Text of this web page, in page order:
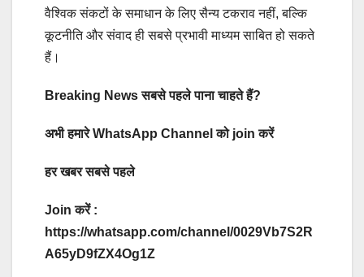
वैश्विक संकटों के समाधान के लिए सैन्य टकराव नहीं, बल्कि
कूटनीति और संवाद ही सबसे प्रभावी माध्यम साबित हो सकते
हैं।
Breaking News सबसे पहले पाना चाहते हैं?
अभी हमारे WhatsApp Channel को join करें
हर खबर सबसे पहले
Join करें :
https://whatsapp.com/channel/0029Vb7S2R
A65yD9fZX4Og1Z